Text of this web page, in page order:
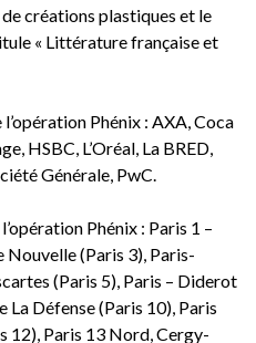
créations plastiques et le
« Littérature française et
Phénix : AXA, Coca
HSBC, L’Oréal, La BRED,
Générale, PwC.
Phénix : Paris 1 –
Nouvelle (Paris 3), Paris-
(Paris 5), Paris – Diderot
Défense (Paris 10), Paris
12), Paris 13 Nord, Cergy-